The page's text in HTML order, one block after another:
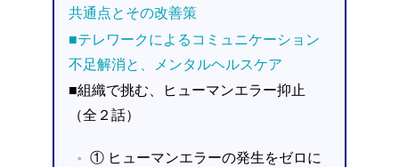
共通点とその改善策
■テレワークによるコミュニケーション
不足解消と、メンタルヘルスケア
■組織で挑む、ヒューマンエラー抑止
（全２話）
① ヒューマンエラーの発生をゼロに